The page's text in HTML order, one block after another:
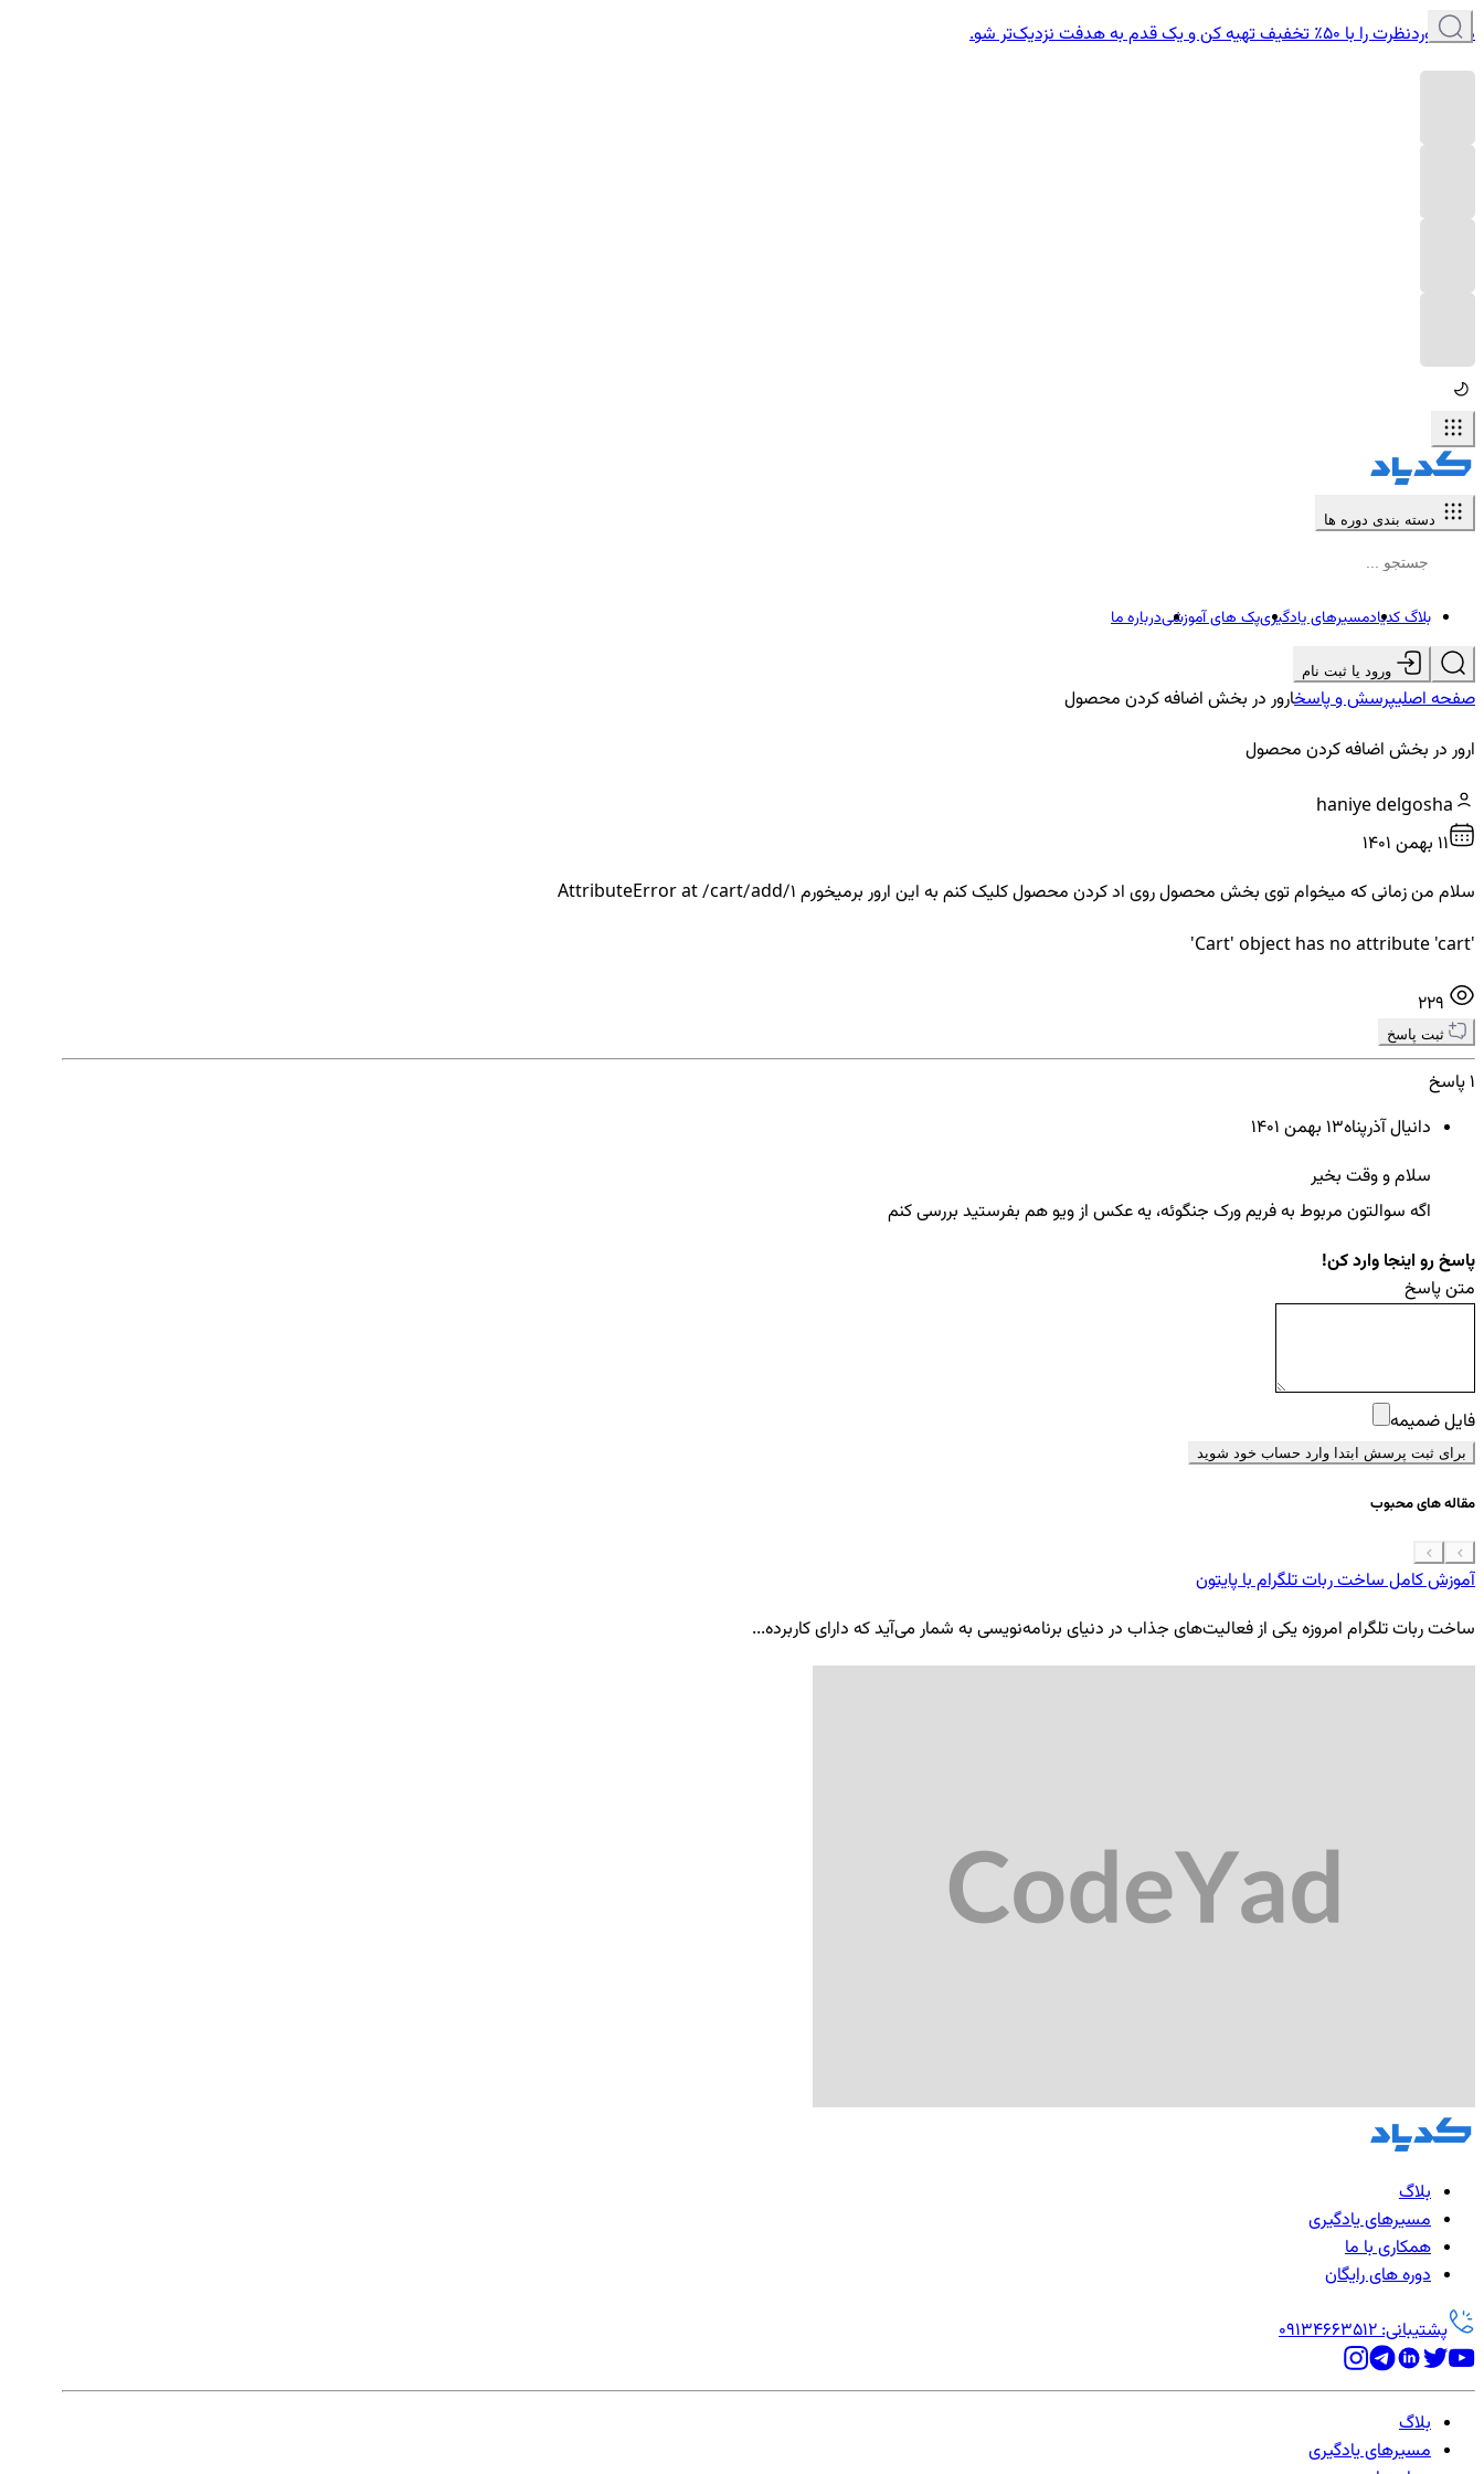
دوره موردنظرت را با ۵۰٪ تخفیف تهیه کن و یک قدم به هدفت نزدیک‌تر شو.
دسته بندی دوره ها
بلاگ کدیادمسیرهای یادگیریپک های آموزشیدرباره ما
ورود یا ثبت نام
صفحه اصلیپرسش و پاسخارور در بخش اضافه کردن محصول
ارور در بخش اضافه کردن محصول
haniye delgosha
11 بهمن ۱۴۰۱
سلام من زمانی که میخوام توی بخش محصول روی اد کردن محصول کلیک کنم به این ارور برمیخورم AttributeError at /cart/add/1
'Cart' object has no attribute 'cart'
ثبت پاسخ
1 پاسخ
دانیال آذرپناه13 بهمن ۱۴۰۱
سلام و وقت بخیر
اگه سوالتون مربوط به فریم ورک جنگوئه، یه عکس از ویو هم بفرستید بررسی کنم
پاسخ رو اینجا وارد کن!
متن پاسخ
فایل ضمیمه
برای ثبت پرسش ابتدا وارد حساب خود شوید
مقاله های محبوب
آموزش کامل ساخت ربات تلگرام با پایتون
ساخت ربات تلگرام امروزه یکی از فعالیت‌های جذاب در دنیای برنامه‌نویسی به شمار می‌آید که دارای کاربرده...
بلاگ
مسیرهای یادگیری
همکاری با ما
دوره های رایگان
پشتیبانی: 09134663512
بلاگ
مسیرهای یادگیری